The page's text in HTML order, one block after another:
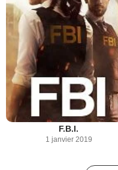
F.B.I.
1 janvier 2019